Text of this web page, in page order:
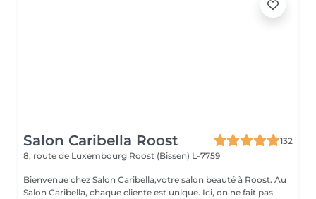
Salon Caribella Roost
132
8, route de Luxembourg Roost (Bissen) L-7759
Bienvenue chez Salon Caribella,votre salon beauté à Roost. Au
Salon Caribella, chaque cliente est unique. Ici, on ne fait pas